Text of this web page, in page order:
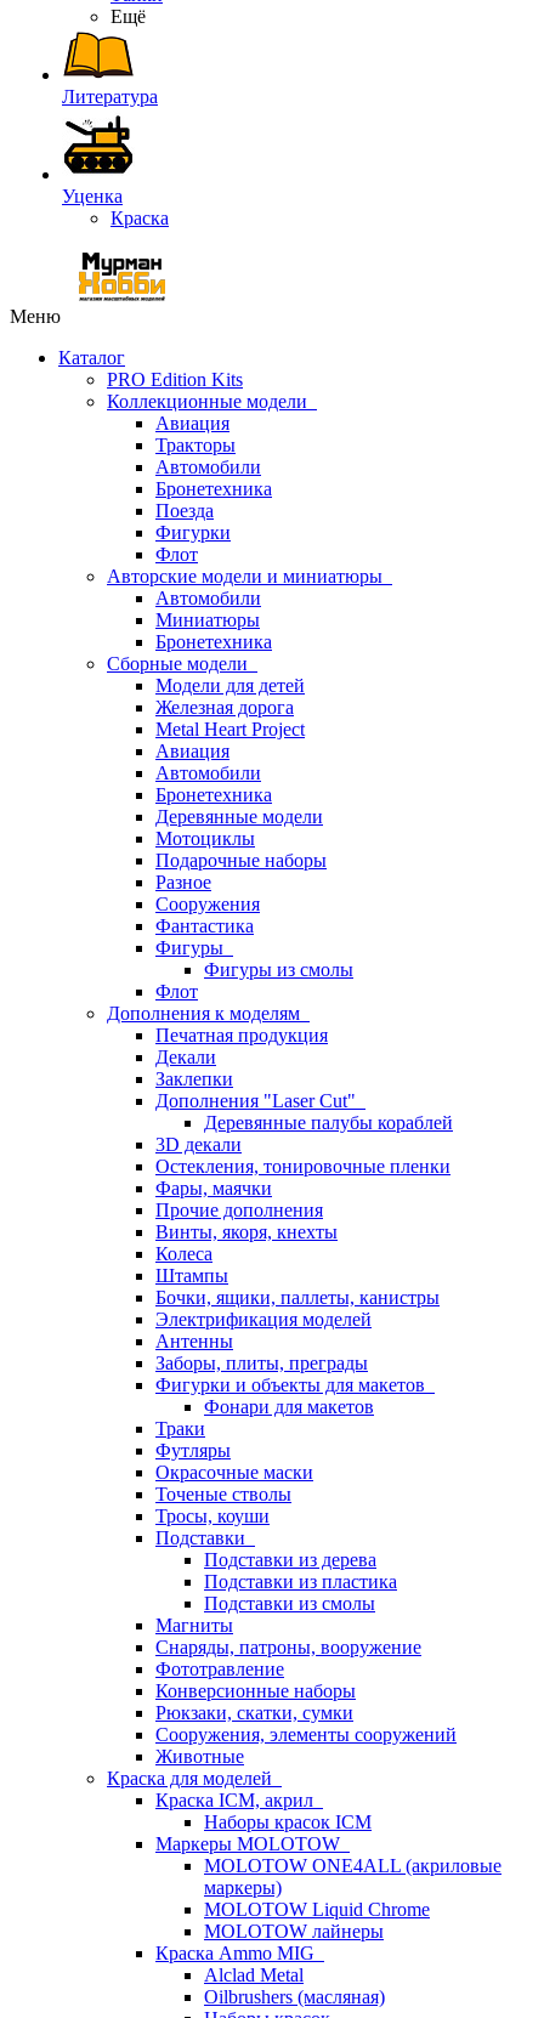
Ещё
Литература
Уценка
Краска
Меню
Каталог
PRO Edition Kits
Коллекционные модели
Авиация
Тракторы
Автомобили
Бронетехника
Поезда
Фигурки
Флот
Авторские модели и миниатюры
Автомобили
Миниатюры
Бронетехника
Сборные модели
Модели для детей
Железная дорога
Metal Heart Project
Авиация
Автомобили
Бронетехника
Деревянные модели
Мотоциклы
Подарочные наборы
Разное
Сооружения
Фантастика
Фигуры
Фигуры из смолы
Флот
Дополнения к моделям
Печатная продукция
Декали
Заклепки
Дополнения "Laser Cut"
Деревянные палубы кораблей
3D декали
Остекления, тонировочные пленки
Фары, маячки
Прочие дополнения
Винты, якоря, кнехты
Колеса
Штампы
Бочки, ящики, паллеты, канистры
Электрификация моделей
Антенны
Заборы, плиты, преграды
Фигурки и объекты для макетов
Фонари для макетов
Траки
Футляры
Окрасочные маски
Точеные стволы
Тросы, коуши
Подставки
Подставки из дерева
Подставки из пластика
Подставки из смолы
Магниты
Снаряды, патроны, вооружение
Фототравление
Конверсионные наборы
Рюкзаки, скатки, сумки
Сооружения, элементы сооружений
Животные
Краска для моделей
Краска ICM, акрил
Наборы красок ICM
Маркеры MOLOTOW
MOLOTOW ONE4ALL (акриловые
маркеры)
MOLOTOW Liquid Chrome
MOLOTOW лайнеры
Краска Ammo MIG
Alclad Metal
Oilbrushers (масляная)